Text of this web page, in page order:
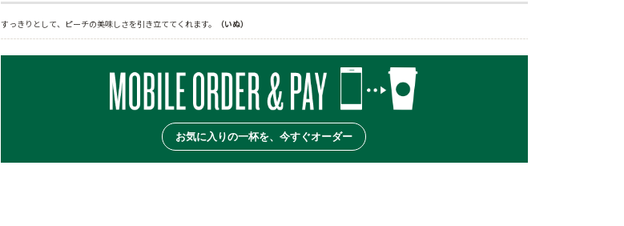
すっきりとして、ピーチの美味しさを引き立ててくれます。 （いぬ）
お気に入りの一杯を、今すぐオーダー